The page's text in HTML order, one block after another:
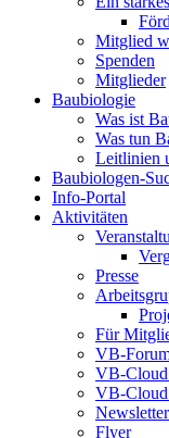
Mitglied
Spenden
Mitglieder
Baubiologie
Was ist
Was tun
Leitlinien
Baubiologen-
Info-Portal
Aktivitäten
Presse
Für
VB-
VB-
VB-Cloud
Flyer